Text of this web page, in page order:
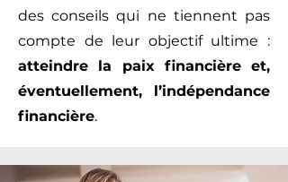
des conseils qui ne tiennent pas
compte de leur objectif ultime :
atteindre la paix financière et,
éventuellement, l’indépendance
financière.